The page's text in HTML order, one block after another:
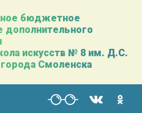
бюджетное
искусств № 8 им. Д.С.
Смоленска